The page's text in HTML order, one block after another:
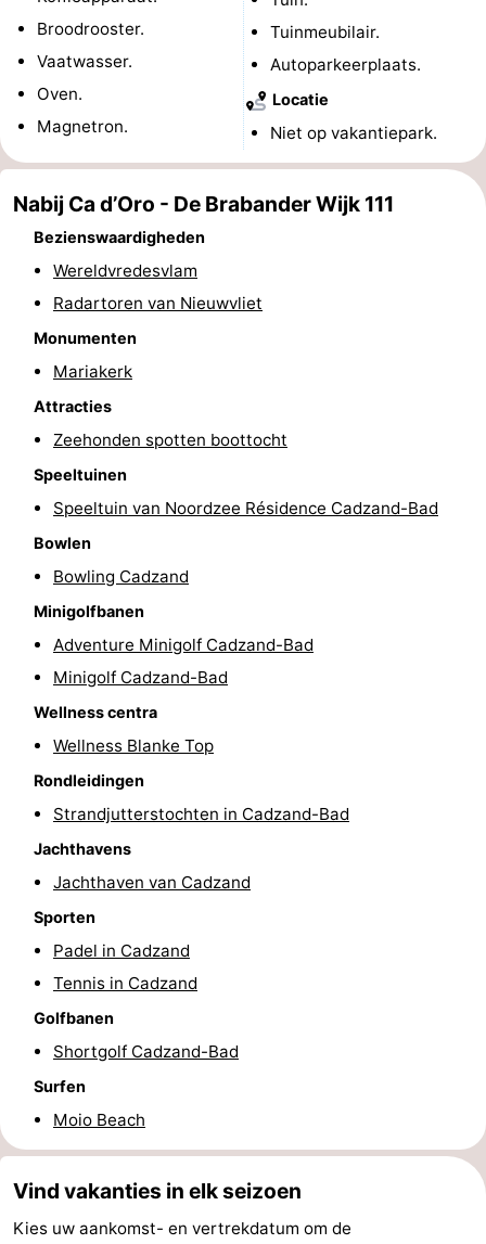
Forum
Reisboekenwinkel
Nieuws
Parkeren
Medische
adressen
Regio
Zeeland
Veere
Domburg
Zoutelande
Vlissingen
Middelburg
Zeeuws-
Nieuwvliet
Sluis
Cadzand-
Dorp
Retranchement
Natuur
Zwin
West-
Vlaanderen
Brugge
-
Broodrooster.
Vaatwasser.
Oven.
Magnetron.
Tuinmeubilair.
Autoparkeerplaats.
Locatie
Niet op vakantiepark.
Nabij Ca d’Oro - De Brabander Wijk 111
Bezienswaardigheden
Wereldvredesvlam
Radartoren van Nieuwvliet
Monumenten
Mariakerk
Attracties
Zeehonden spotten boottocht
Speeltuinen
Speeltuin van Noordzee Résidence Cadzand-Bad
Bowlen
Bowling Cadzand
Minigolfbanen
Adventure Minigolf Cadzand-Bad
Minigolf Cadzand-Bad
Wellness centra
Wellness Blanke Top
Rondleidingen
Strandjutterstochten in Cadzand-Bad
Jachthavens
Jachthaven van Cadzand
Sporten
Padel in Cadzand
Tennis in Cadzand
Golfbanen
Shortgolf Cadzand-Bad
Surfen
Moio Beach
Vind vakanties in elk seizoen
Kies uw aankomst- en vertrekdatum om de